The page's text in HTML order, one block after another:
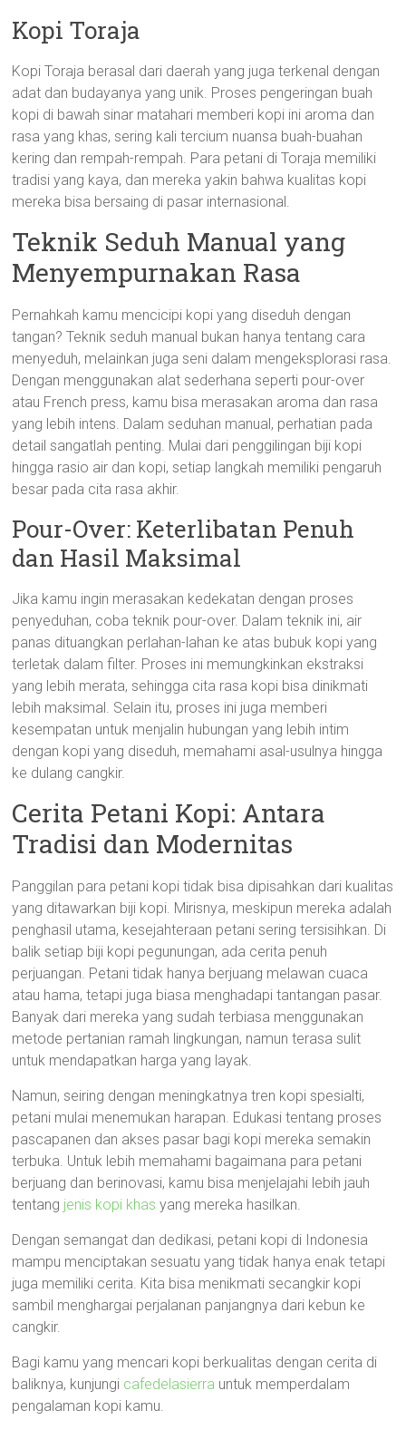
Kopi Toraja
Kopi Toraja berasal dari daerah yang juga terkenal dengan
adat dan budayanya yang unik. Proses pengeringan buah
kopi di bawah sinar matahari memberi kopi ini aroma dan
rasa yang khas, sering kali tercium nuansa buah-buahan
kering dan rempah-rempah. Para petani di Toraja memiliki
tradisi yang kaya, dan mereka yakin bahwa kualitas kopi
mereka bisa bersaing di pasar internasional.
Teknik Seduh Manual yang
Menyempurnakan Rasa
Pernahkah kamu mencicipi kopi yang diseduh dengan
tangan? Teknik seduh manual bukan hanya tentang cara
menyeduh, melainkan juga seni dalam mengeksplorasi rasa.
Dengan menggunakan alat sederhana seperti pour-over
atau French press, kamu bisa merasakan aroma dan rasa
yang lebih intens. Dalam seduhan manual, perhatian pada
detail sangatlah penting. Mulai dari penggilingan biji kopi
hingga rasio air dan kopi, setiap langkah memiliki pengaruh
besar pada cita rasa akhir.
Pour-Over: Keterlibatan Penuh
dan Hasil Maksimal
Jika kamu ingin merasakan kedekatan dengan proses
penyeduhan, coba teknik pour-over. Dalam teknik ini, air
panas dituangkan perlahan-lahan ke atas bubuk kopi yang
terletak dalam filter. Proses ini memungkinkan ekstraksi
yang lebih merata, sehingga cita rasa kopi bisa dinikmati
lebih maksimal. Selain itu, proses ini juga memberi
kesempatan untuk menjalin hubungan yang lebih intim
dengan kopi yang diseduh, memahami asal-usulnya hingga
ke dulang cangkir.
Cerita Petani Kopi: Antara
Tradisi dan Modernitas
Panggilan para petani kopi tidak bisa dipisahkan dari kualitas
yang ditawarkan biji kopi. Mirisnya, meskipun mereka adalah
penghasil utama, kesejahteraan petani sering tersisihkan. Di
balik setiap biji kopi pegunungan, ada cerita penuh
perjuangan. Petani tidak hanya berjuang melawan cuaca
atau hama, tetapi juga biasa menghadapi tantangan pasar.
Banyak dari mereka yang sudah terbiasa menggunakan
metode pertanian ramah lingkungan, namun terasa sulit
untuk mendapatkan harga yang layak.
Namun, seiring dengan meningkatnya tren kopi spesialti,
petani mulai menemukan harapan. Edukasi tentang proses
pascapanen dan akses pasar bagi kopi mereka semakin
terbuka. Untuk lebih memahami bagaimana para petani
berjuang dan berinovasi, kamu bisa menjelajahi lebih jauh
tentang jenis kopi khas yang mereka hasilkan.
Dengan semangat dan dedikasi, petani kopi di Indonesia
mampu menciptakan sesuatu yang tidak hanya enak tetapi
juga memiliki cerita. Kita bisa menikmati secangkir kopi
sambil menghargai perjalanan panjangnya dari kebun ke
cangkir.
Bagi kamu yang mencari kopi berkualitas dengan cerita di
baliknya, kunjungi cafedelasierra untuk memperdalam
pengalaman kopi kamu.